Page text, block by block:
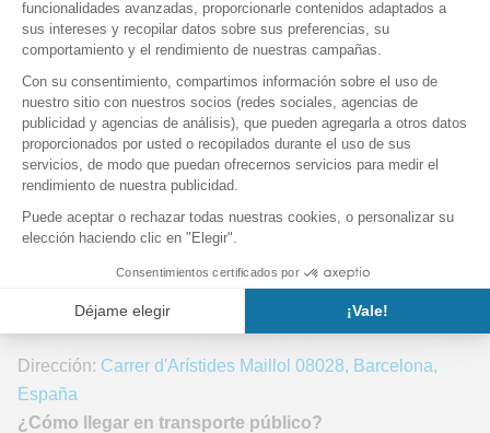
¡Buen partido en Barcelona!
Información sobre el estadio
Spotify Camp Nou
Dirección
Spotify Camp Nou,Carrer d'Arístides Maillol ,08028,
Barcelona,España
Mapa del Estadio Camp Nou: ¿dónde está el
Camp Nou?
Dirección: Carrer d'Arístides Maillol 08028, Barcelona,
España
¿Cómo llegar en transporte público?